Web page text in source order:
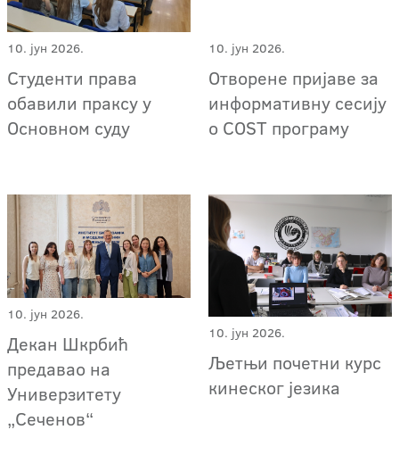
10. јун 2026.
Студенти права
обавили праксу у
Основном суду
10. јун 2026.
Отворене пријаве за
информативну сесију
о COST програму
10. јун 2026.
Декан Шкрбић
предавао на
Универзитету
„Сеченов“
10. јун 2026.
Љетњи почетни курс
кинеског језика